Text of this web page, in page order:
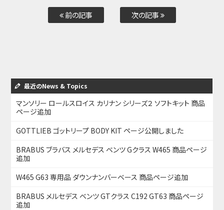
前の記事 次の記事
最近のNews & Topics
マンソリー ロールスロイス カリナン シリーズ２ ソフトキット 商品
ページ追加
GOTTLIEB ゴットリープ BODY KIT ページ公開しました
BRABUS ブラバス メルセデス ベンツ Gクラス W465 商品ページ
追加
W465 G63 専用品 ダウンナンバーベース 商品ページ追加
BRABUS メルセデス ベンツ GTクラス C192 GT63 商品ページ
追加